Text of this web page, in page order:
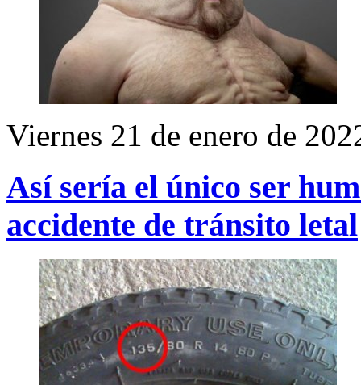
Viernes 21 de enero de
Así sería el único ser
accidente de tránsito letal